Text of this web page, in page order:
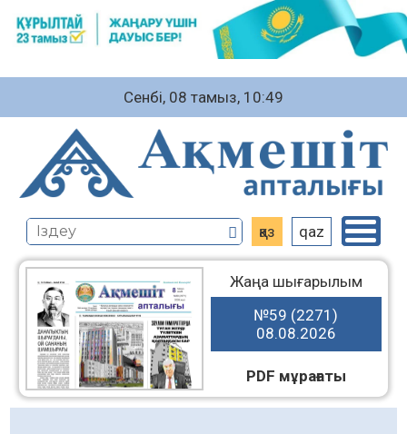
Сенбі, 08 тамыз, 10:49
қаз qaz
Жаңа шығарылым
№59 (2271)
08.08.2026
PDF мұрағаты